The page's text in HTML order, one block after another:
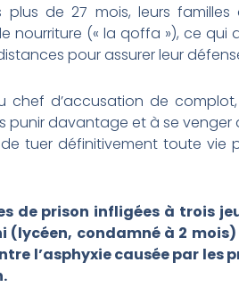
de 27 mois, leurs familles
nourriture (« la qoffa »), ce qui
pour assurer leur
chef d’accusation de
davantage et à se venger
tuer définitivement toute vie
de prison infligées à trois
(lycéen, condamné à 2
l’asphyxie causée par les